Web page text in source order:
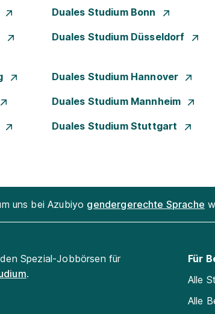
Duales Studium Bonn
Duales Studium Düsseldorf
Duales Studium Hannover
Duales Studium Mannheim
Duales Studium Stuttgart
uns bei Azubiyo gendergerechte Sprache
Spezial-Jobbörsen für
.
Für
Alle
Alle